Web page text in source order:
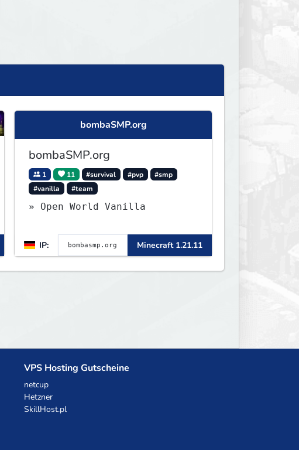
bombaSMP.org
bombaSMP.org
1 11 #survival #pvp
#smp
#vanilla
#team
» Open World Vanilla
IP: Minecraft 1.21.11
VPS Hosting Gutscheine
netcup
Hetzner
SkillHost.pl